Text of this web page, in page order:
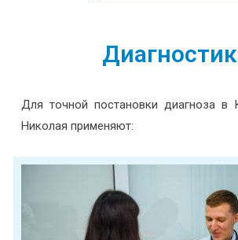
Для точной постановки диагноза в
Николая применяют: